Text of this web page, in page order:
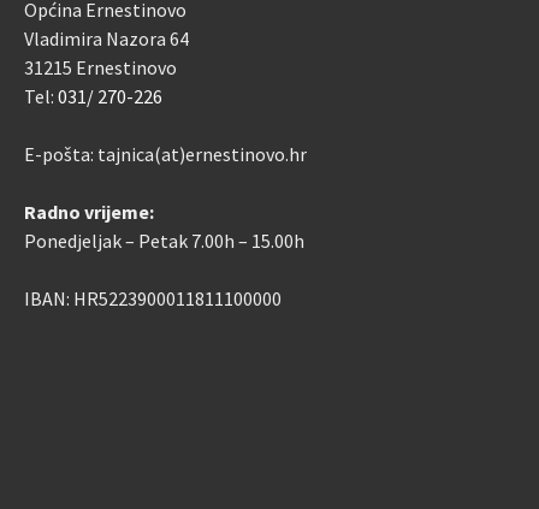
Općina Ernestinovo
Vladimira Nazora 64
31215 Ernestinovo
Tel: 031/ 270-226
E-pošta: tajnica(at)ernestinovo.hr
Radno vrijeme:
Ponedjeljak – Petak 7.00h – 15.00h
IBAN: HR5223900011811100000